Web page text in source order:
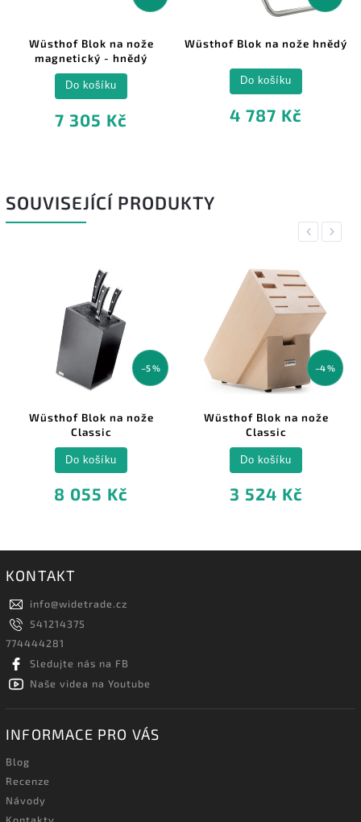
Wüsthof Blok na nože
magnetický - hnědý
7 305 Kč
Do košíku
Wüsthof Blok na nože hnědý
4 787 Kč
Do košíku
SOUVISEJÍCÍ PRODUKTY
Previous
–5 %
Wüsthof Blok na nože
Classic
8 055 Kč
Do košíku
–4 %
Wüsthof Blok na nože
Classic
3 524 Kč
Do košíku
Next
KONTAKT
info@widetrade.cz
541214375
774444281
Sledujte nás na FB
Naše videa na Youtube
INFORMACE PRO VÁS
Blog
Recenze
Návody